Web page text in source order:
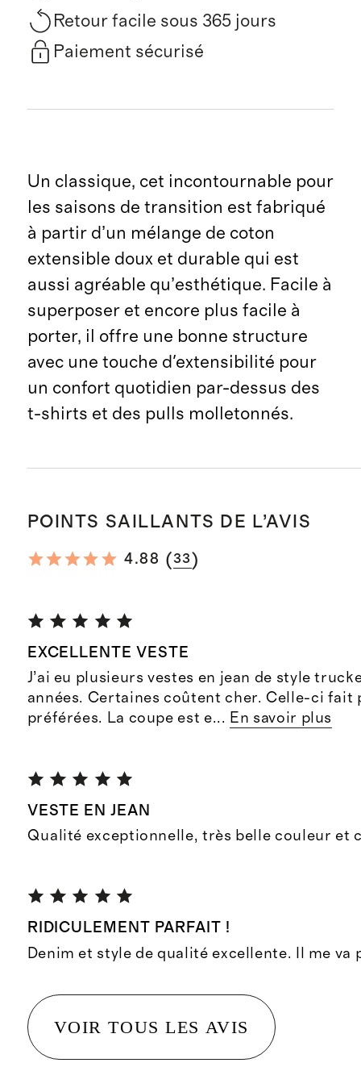
Retour facile sous 365 jours
Paiement sécurisé
Un classique, cet incontournable pour
les saisons de transition est fabriqué
à partir d’un mélange de coton
extensible doux et durable qui est
aussi agréable qu’esthétique. Facile à
superposer et encore plus facile à
porter, il offre une bonne structure
avec une touche d'extensibilité pour
un confort quotidien par-dessus des
t-shirts et des pulls molletonnés.
POINTS SAILLANTS DE L’AVIS
4.88 (33)
EXCELLENTE VESTE
J’ai eu plusieurs vestes en jean de style
années. Certaines coûtent cher. Celle-ci fait
préférées. La coupe est e... En savoir plus
VESTE EN JEAN
Qualité exceptionnelle, très belle couleur et
RIDICULEMENT PARFAIT !
Denim et style de qualité excellente. Il me va
VOIR TOUS LES AVIS